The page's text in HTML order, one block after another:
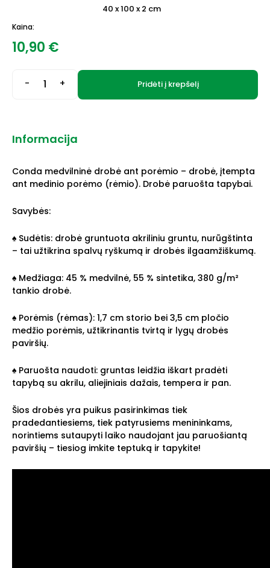
40 x 100 x 2 cm
Kaina:
10,90 €
- + Pridėti į krepšelį
Informacija
Conda medvilninė drobė ant porėmio – drobė, įtempta
ant medinio porėmo (rėmio). Drobė paruošta tapybai.
Savybės:
♠ Sudėtis: drobė gruntuota akriliniu gruntu, nurūgštinta
– tai užtikrina spalvų ryškumą ir drobės ilgaamžiškumą.
♠ Medžiaga: 45 % medvilnė, 55 % sintetika, 380 g/m²
tankio drobė.
♠ Porėmis (rėmas): 1,7 cm storio bei 3,5 cm pločio
medžio porėmis, užtikrinantis tvirtą ir lygų drobės
paviršių.
♠ Paruošta naudoti: gruntas leidžia iškart pradėti
tapybą su akrilu, aliejiniais dažais, tempera ir pan.
Šios drobės yra puikus pasirinkimas tiek
pradedantiesiems, tiek patyrusiems menininkams,
norintiems sutaupyti laiko naudojant jau paruošiantą
paviršių – tiesiog imkite teptuką ir tapykite!